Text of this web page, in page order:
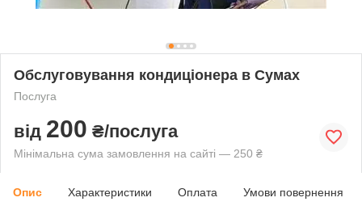
Обслуговування кондиціонера в Сумах
Послуга
від 200 ₴/послуга
Мінімальна сума замовлення на сайті — 250 ₴
Опис Характеристики Оплата Умови повернення